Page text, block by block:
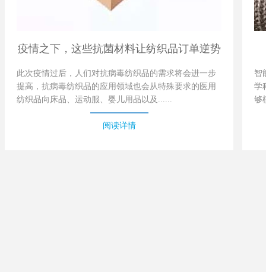
疫情之下，这些抗菌材料让纺织品订单逆势
此次疫情过后，人们对抗病毒纺织品的需求将会进一步
提高，抗病毒纺织品的应用领域也会从特殊要求的医用
纺织品向床品、运动服、婴儿用品以及......
阅读详情
智
学
够